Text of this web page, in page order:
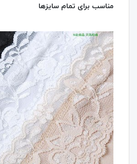
مناسب برای تمام سایزها